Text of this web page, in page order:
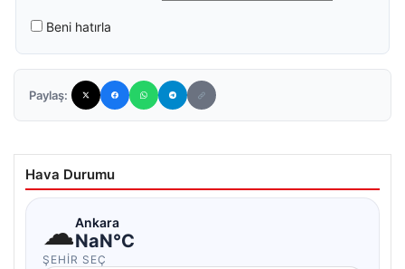
Beni hatırla
Paylaş:
Hava Durumu
☁Ankara
NaN°C
ŞEHIR SEÇ